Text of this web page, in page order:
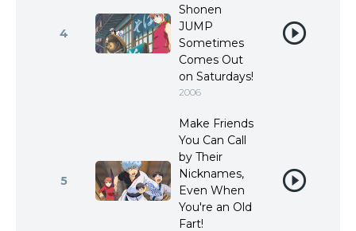
4
Shonen
JUMP
Sometimes
Comes Out
on Saturdays!
2006
5
Make Friends
You Can Call
by Their
Nicknames,
Even When
You're an Old
Fart!